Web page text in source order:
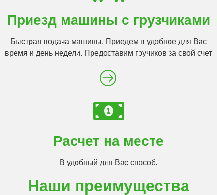
Приезд машины с грузчиками
Быстрая подача машины. Приедем в удобное для Вас
время и день недели. Предоставим гручиков за свой счет
Расчет на месте
В удобный для Вас способ.
Наши преимущества